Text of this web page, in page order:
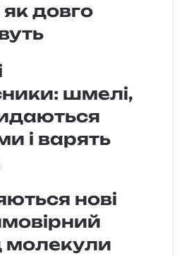
як довго
шмелі,
і варять
нові
молекули